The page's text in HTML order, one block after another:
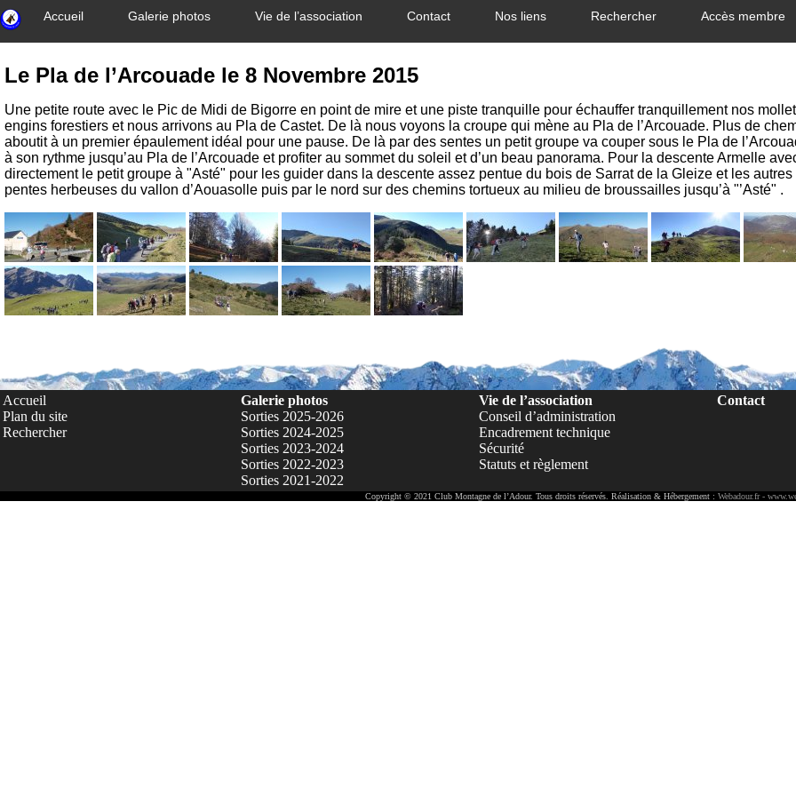
Accueil Galerie photos Vie de l’association Contact Nos liens Rechercher Accès membre
Le Pla de l’Arcouade le 8 Novembre 2015
Une petite route avec le Pic de Midi de Bigorre en point de mire et une piste tranquille pour échauffer tranquillement nos
engins forestiers et nous arrivons au Pla de Castet. De là nous voyons la croupe qui mène au Pla de l’Arcouade. Plus de
aboutit à un premier épaulement idéal pour une pause. De là par des sentes un petit groupe va couper sous le Pla de
à son rythme jusqu’au Pla de l’Arcouade et profiter au sommet du soleil et d’un beau panorama. Pour la descente Armelle
directement le petit groupe à "Asté" pour les guider dans la descente assez pentue du bois de Sarrat de la Gleize et les
pentes herbeuses du vallon d’Aouasolle puis par le nord sur des chemins tortueux au milieu de broussailles jusqu’à "’Asté" .
Accueil
Plan du site
Rechercher
Galerie photos
Sorties 2025-2026
Sorties 2024-2025
Sorties 2023-2024
Sorties 2022-2023
Sorties 2021-2022
Vie de l’association
Conseil d’administration
Encadrement technique
Sécurité
Statuts et règlement
Contact
Copyright © 2021 Club Montagne de l’Adour. Tous droits réservés. Réalisation & Hébergement : Webadour.fr -